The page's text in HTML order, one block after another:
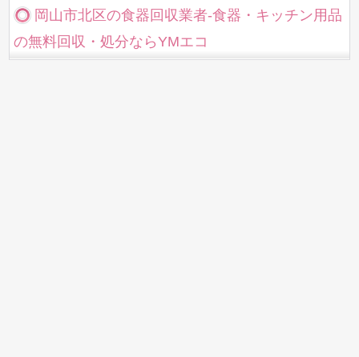
岡山市北区の食器回収業者-食器・キッチン用品
の無料回収・処分ならYMエコ